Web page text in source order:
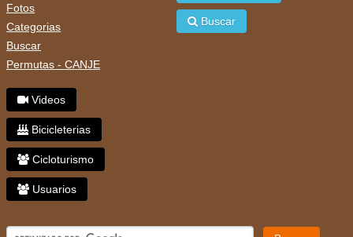
Fotos
Categorias
Buscar
Permutas - CANJE
Videos
Bicicleterias
Cicloturismo
Usuarios
Buscar